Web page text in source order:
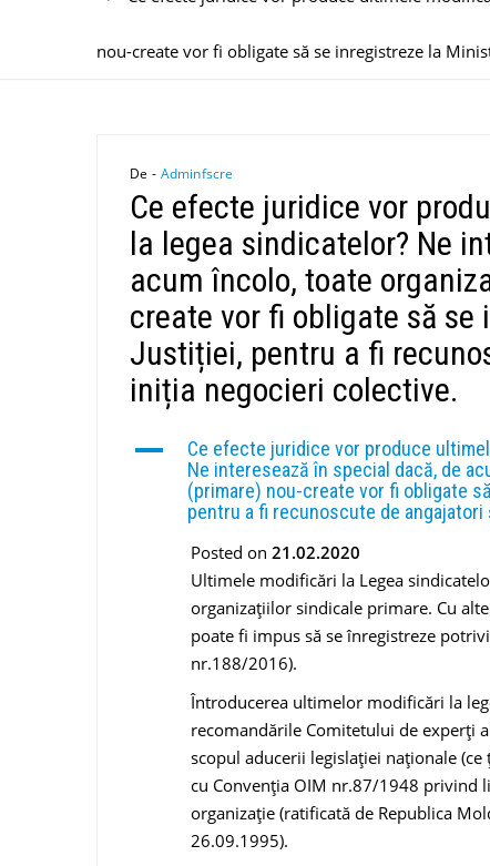
nou-create vor fi obligate să se inregistreze la
De - Adminfscre
Ce efecte juridice vor
la legea sindicatelor? Ne
acum încolo, toate
create vor fi obligate să
Justiției, pentru a fi
iniția negocieri colective.
A
Ce efecte juridice vor produce
Ne interesează în special dacă, de
(primare) nou-create vor fi obligate
pentru a fi recunoscute de
Posted on 21.02.2020
Ultimele modificări la Legea
organizațiilor sindicale primare. Cu
poate fi impus să se înregistreze
nr.188/2016).
Întroducerea ultimelor modificări la
recomandările Comitetului de experți
scopul aducerii legislației naționale
cu Convenția OIM nr.87/1948 privind
organizație (ratificată de Republica
26.09.1995).